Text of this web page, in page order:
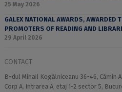
25 May 2026
GALEX NATIONAL AWARDS, AWARDED
PROMOTERS OF READING AND
29 April 2026
CONTACT
B-dul Mihail Kogălniceanu 36-46, Cămin
Corp A, Intrarea A, etaj 1-2 sector 5,